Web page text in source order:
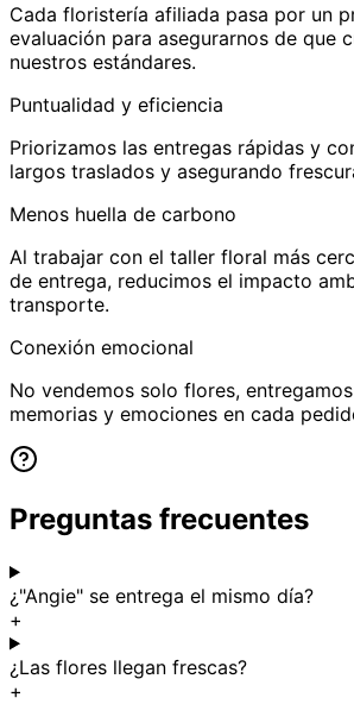
Cada floristería afiliada pasa por un
evaluación para asegurarnos de que
nuestros estándares.
Puntualidad y eficiencia
Priorizamos las entregas rápidas y
largos traslados y asegurando
Menos huella de carbono
Al trabajar con el taller floral más
de entrega, reducimos el impacto
transporte.
Conexión emocional
No vendemos solo flores,
memorias y emociones en cada
Preguntas frecuentes
¿"Angie" se entrega el mismo día?
+
¿Las flores llegan frescas?
+